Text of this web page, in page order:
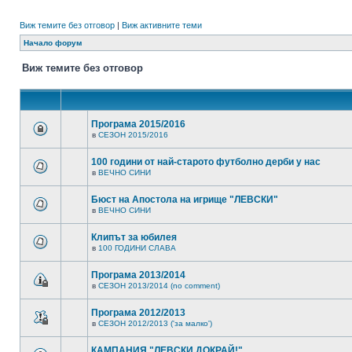
Виж темите без отговор | Виж активните теми
Начало форум
Виж темите без отговор
Програма 2015/2016
в СЕЗОН 2015/2016
100 години от най-старото футболно дерби у нас
в ВЕЧНО СИНИ
Бюст на Апостола на игрище "ЛЕВСКИ"
в ВЕЧНО СИНИ
Клипът за юбилея
в 100 ГОДИНИ СЛАВА
Програма 2013/2014
в СЕЗОН 2013/2014 (no comment)
Програма 2012/2013
в СЕЗОН 2012/2013 ('за малко')